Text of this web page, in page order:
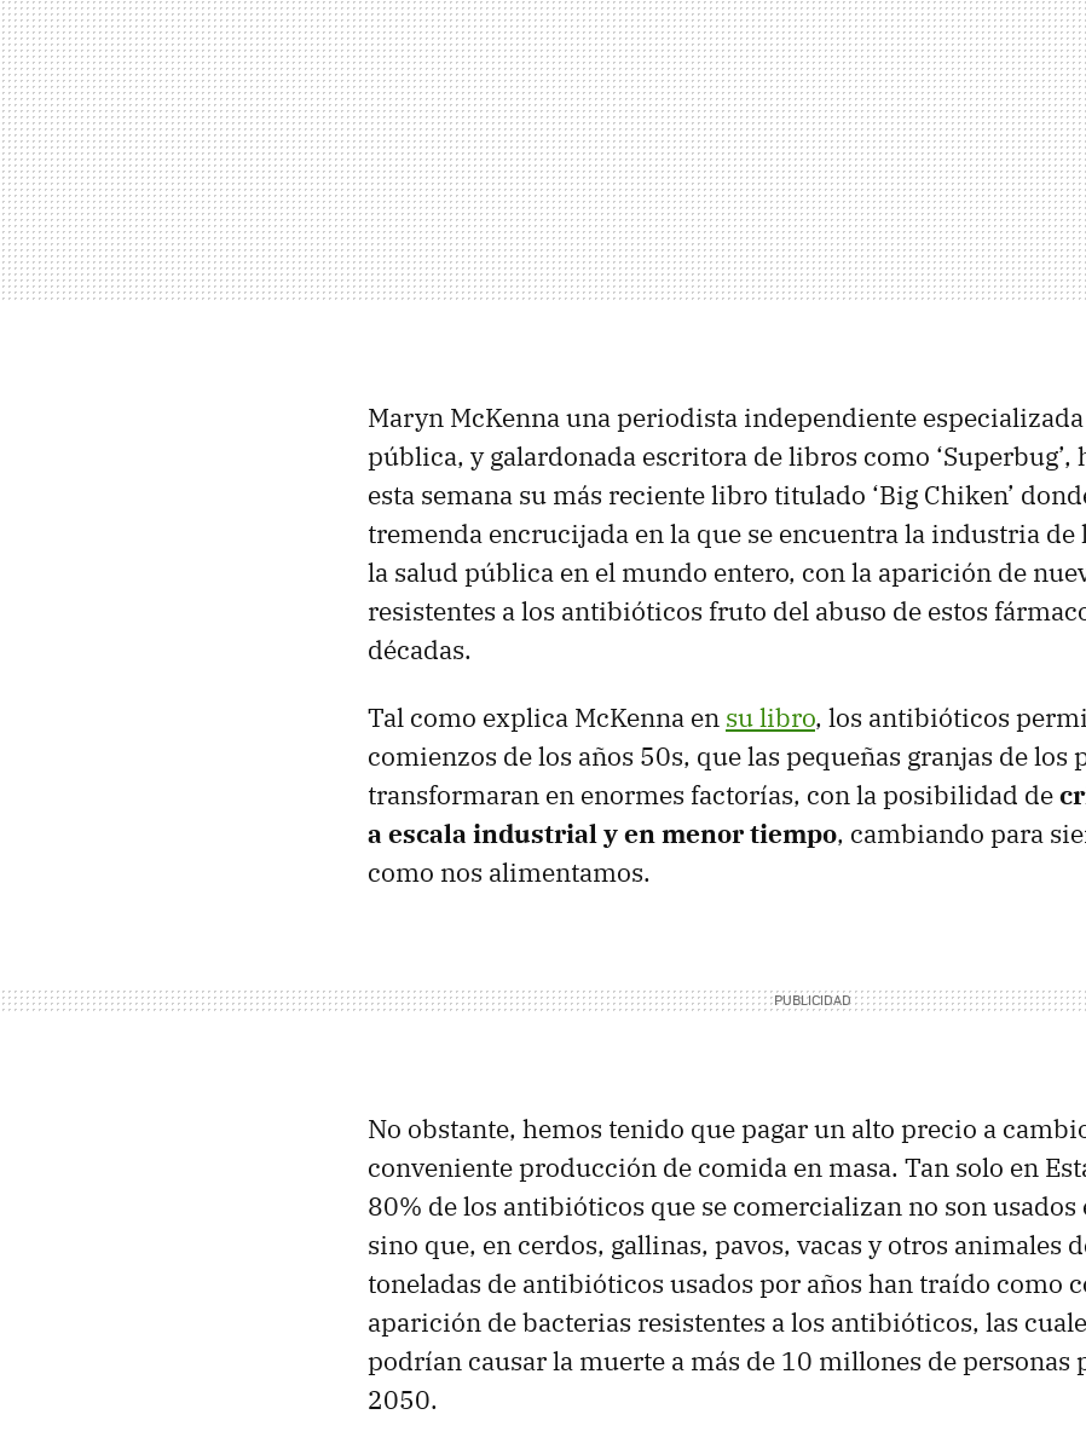
Maryn McKenna una periodista independiente
pública, y galardonada escritora de libros como ‘Superbug’,
esta semana su más reciente libro titulado ‘Big Chiken’
tremenda encrucijada en la que se encuentra la industria de
la salud pública en el mundo entero, con la aparición de
resistentes a los antibióticos fruto del abuso de estos
décadas.
Tal como explica McKenna en su libro, los antibióticos
comienzos de los años 50s, que las pequeñas granjas de los
transformaran en enormes factorías, con la posibilidad de
a escala industrial y en menor tiempo, cambiando para
como nos alimentamos.
No obstante, hemos tenido que pagar un alto precio a
conveniente producción de comida en masa. Tan solo en
80% de los antibióticos que se comercializan no son usados
sino que, en cerdos, gallinas, pavos, vacas y otros animales
toneladas de antibióticos usados por años han traído como
aparición de bacterias resistentes a los antibióticos, las
podrían causar la muerte a más de 10 millones de personas
2050.